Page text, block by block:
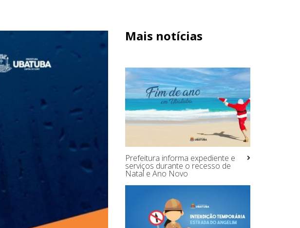
Mais notícias
Prefeitura informa expediente e
serviços durante o recesso de
Natal e Ano Novo